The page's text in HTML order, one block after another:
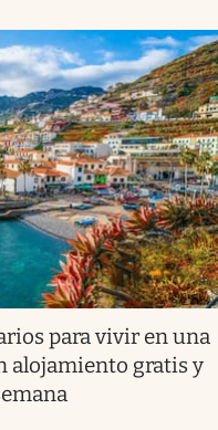
para vivir en una
alojamiento gratis y